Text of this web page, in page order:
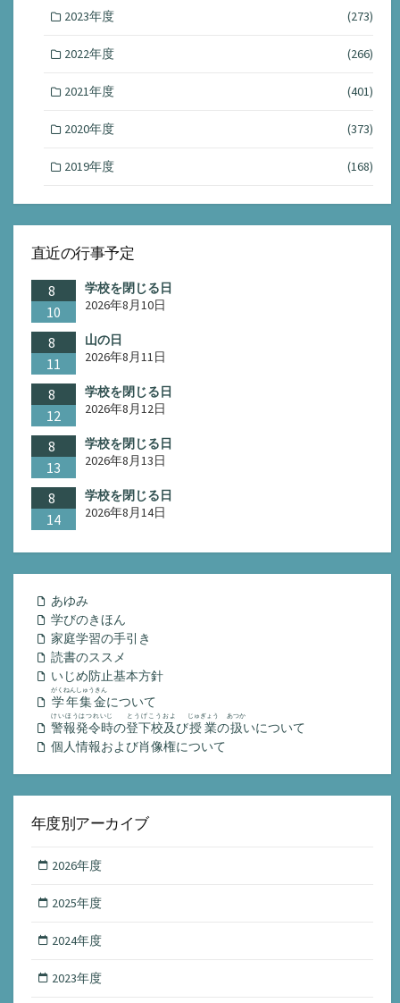
2023年度 (273)
2022年度 (266)
2021年度 (401)
2020年度 (373)
2019年度 (168)
直近の行事予定
8
10
学校を閉じる日
2026年8月10日
8
11
山の日
2026年8月11日
8
12
学校を閉じる日
2026年8月12日
8
13
学校を閉じる日
2026年8月13日
8
14
学校を閉じる日
2026年8月14日
あゆみ
学びのきほん
家庭学習の手引き
読書のススメ
いじめ防止基本方針
学年集金
がくねんしゅうきん
について
警報発令時
けいほうはつれいじ
の登下校及
とうげこうおよ
び授業
じゅぎょう
の扱
あつか
いについて
個人情報および肖像権について
年度別アーカイブ
2026年度
2025年度
2024年度
2023年度